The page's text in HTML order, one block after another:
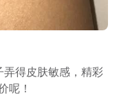
得皮肤敏感，精彩
呢！